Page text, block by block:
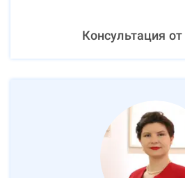
Консультация от